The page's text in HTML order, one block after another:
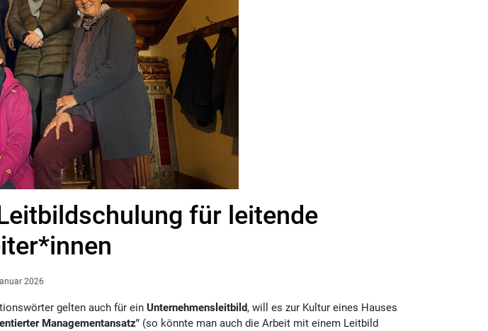
für leitende
2026
gelten auch für ein Unternehmensleitbild, will es zur Kultur eines Hauses
Managementansatz" (so könnte man auch die Arbeit mit einem Leitbild